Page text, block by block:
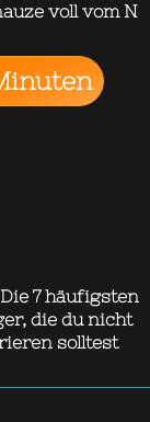
voll vom
7 häufigsten
die du nicht
solltest